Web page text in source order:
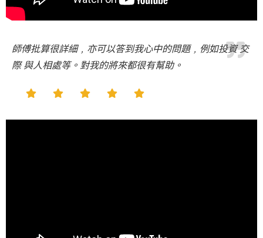
師傅批算很詳細﹐亦可以答到我心中的問題﹐例如投資 交
際 與人相處等。對我的將來都很有幫助。